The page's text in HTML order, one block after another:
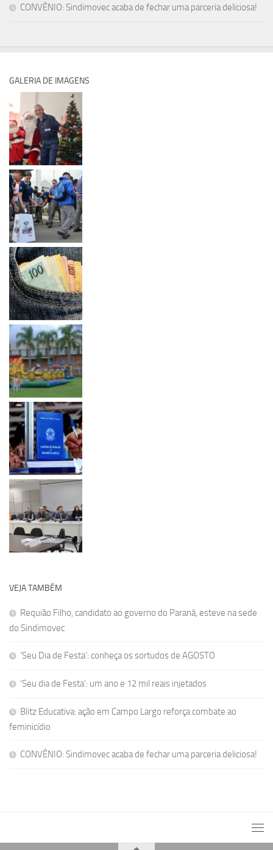
CONVÊNIO: Sindimovec acaba de fechar uma parceria deliciosa!
GALERIA DE IMAGENS
VEJA TAMBÉM
Requião Filho, candidato ao governo do Paraná, esteve na sede
do Sindimovec
‘Seu Dia de Festa’: conheça os sortudos de AGOSTO
‘Seu dia de Festa’: um ano e 12 mil reais injetados
Blitz Educativa: ação em Campo Largo reforça combate ao
feminicídio
CONVÊNIO: Sindimovec acaba de fechar uma parceria deliciosa!